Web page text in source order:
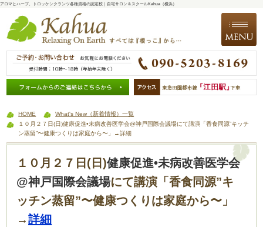
アロマとハーブ、トロッケンクランツ各種資格の認定校｜自宅サロン＆スクールKahua（横浜）
HOME
What's New（新着情報）一覧
１０月２７日(日)健康促進•未病改善医学会@神戸国際会議場にて講演「香食同源”キッチ
ン蒸留”〜健康つくりは家庭から〜」→詳細
１０月２７日(日)健康促進•未病改善医学会
@神戸国際会議場にて講演「香食同源”キ
ッチン蒸留”〜健康つくりは家庭から〜」
→詳細